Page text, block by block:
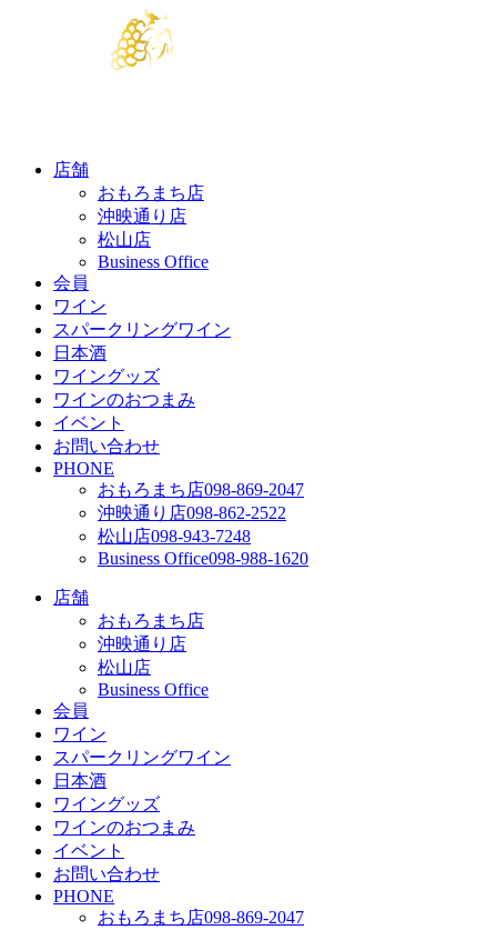
店舗
おもろまち店
沖映通り店
松山店
Business Office
会員
ワイン
スパークリングワイン
日本酒
ワイングッズ
ワインのおつまみ
イベント
お問い合わせ
PHONE
おもろまち店098-869-2047
沖映通り店098-862-2522
松山店098-943-7248
Business Office098-988-1620
店舗
おもろまち店
沖映通り店
松山店
Business Office
会員
ワイン
スパークリングワイン
日本酒
ワイングッズ
ワインのおつまみ
イベント
お問い合わせ
PHONE
おもろまち店098-869-2047